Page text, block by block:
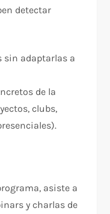
detectar
sin adaptarlas a
de la
clubs,
asiste a
y charlas de